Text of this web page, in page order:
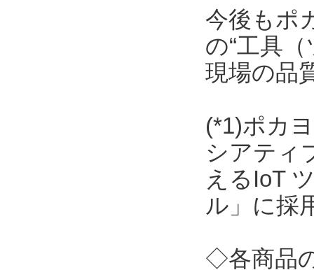
今後もポ
の“工具
現場の品
(*1)ポカ
シアティ
えるIoT
ル」に採
◇各商品